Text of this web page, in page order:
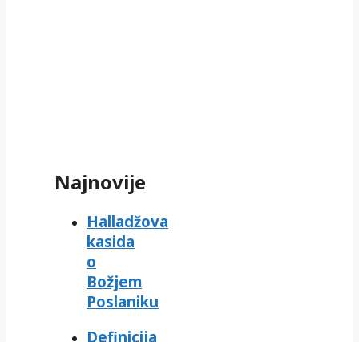
Najnovije
Halladžova
kasida
o
Božjem
Poslaniku
Definicija